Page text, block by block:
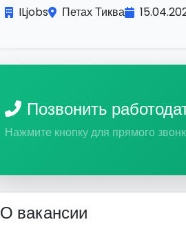
ILjobs Петах Тиква
Позвонить
Нажмите кнопку для прямого
О вакансии